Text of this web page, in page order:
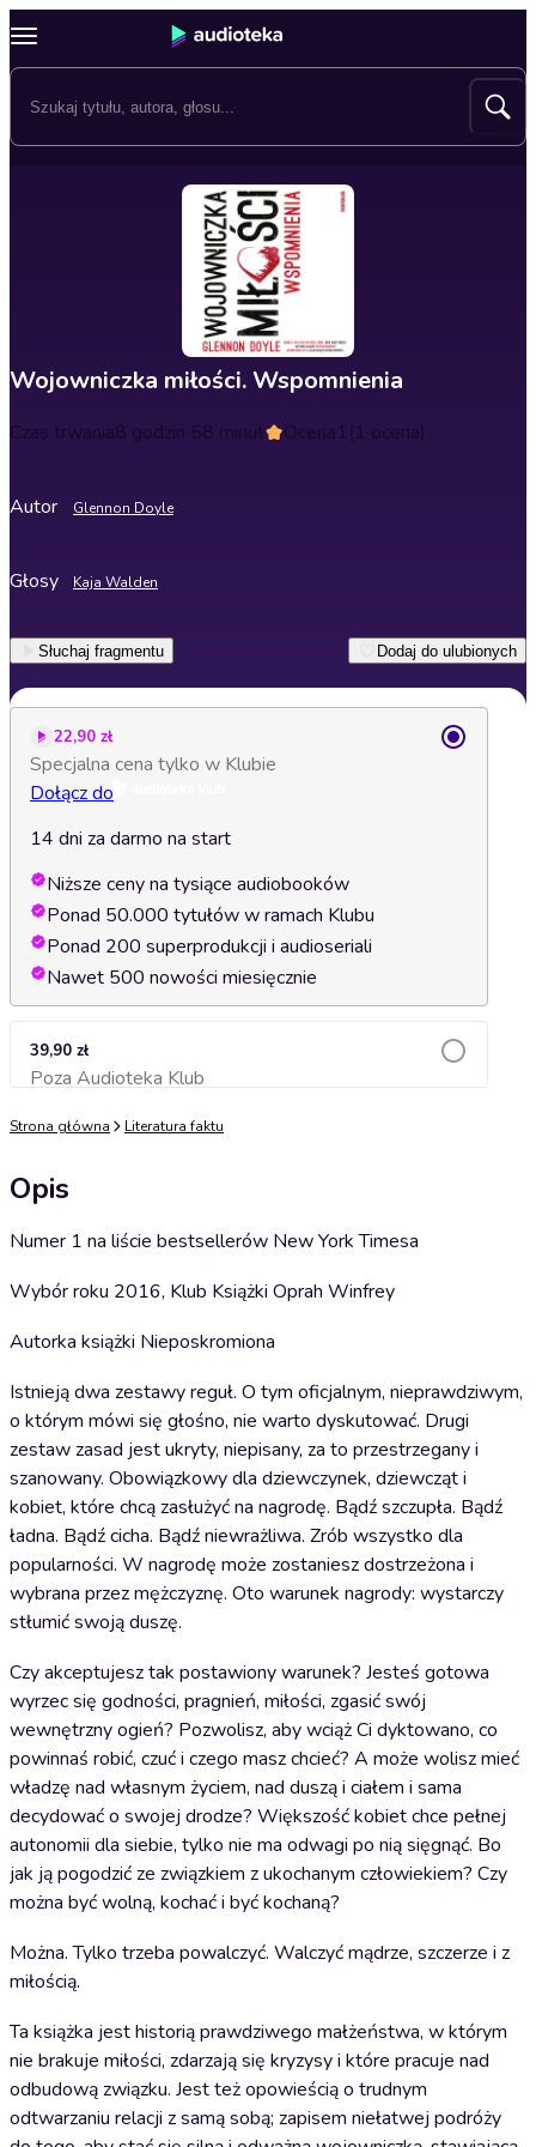
Wojowniczka miłości. Wspomnienia
Czas trwania8 godzin 58 minut Ocena1(1 ocena)
Autor Glennon Doyle
Głosy Kaja Walden
Słuchaj fragmentu Dodaj do ulubionych
22,90 zł
Specjalna cena tylko w Klubie
Dołącz do
14 dni za darmo na start
Niższe ceny na tysiące audiobooków
Ponad 50.000 tytułów w ramach Klubu
Ponad 200 superprodukcji i audioseriali
Nawet 500 nowości miesięcznie
39,90 zł
Poza Audioteka KlubDodaj do koszyka
Strona główna Literatura faktu
Opis
Numer 1 na liście bestsellerów New York Timesa
Wybór roku 2016, Klub Książki Oprah Winfrey
Autorka książki Nieposkromiona
Istnieją dwa zestawy reguł. O tym oficjalnym, nieprawdziwym,
o którym mówi się głośno, nie warto dyskutować. Drugi
zestaw zasad jest ukryty, niepisany, za to przestrzegany i
szanowany. Obowiązkowy dla dziewczynek, dziewcząt i
kobiet, które chcą zasłużyć na nagrodę. Bądź szczupła. Bądź
ładna. Bądź cicha. Bądź niewrażliwa. Zrób wszystko dla
popularności. W nagrodę może zostaniesz dostrzeżona i
wybrana przez mężczyznę. Oto warunek nagrody: wystarczy
stłumić swoją duszę.
Czy akceptujesz tak postawiony warunek? Jesteś gotowa
wyrzec się godności, pragnień, miłości, zgasić swój
wewnętrzny ogień? Pozwolisz, aby wciąż Ci dyktowano, co
powinnaś robić, czuć i czego masz chcieć? A może wolisz mieć
władzę nad własnym życiem, nad duszą i ciałem i sama
decydować o swojej drodze? Większość kobiet chce pełnej
autonomii dla siebie, tylko nie ma odwagi po nią sięgnąć. Bo
jak ją pogodzić ze związkiem z ukochanym człowiekiem? Czy
można być wolną, kochać i być kochaną?
Można. Tylko trzeba powalczyć. Walczyć mądrze, szczerze i z
miłością.
Ta książka jest historią prawdziwego małżeństwa, w którym
nie brakuje miłości, zdarzają się kryzysy i które pracuje nad
odbudową związku. Jest też opowieścią o trudnym
odtwarzaniu relacji z samą sobą; zapisem niełatwej podróży